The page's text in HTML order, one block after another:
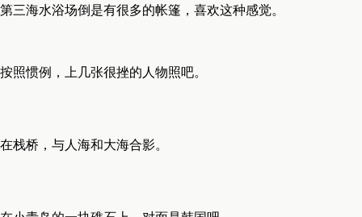
第三海水浴场倒是有很多的帐篷，喜欢这种感觉。
按照惯例，上几张很挫的人物照吧。
在栈桥，与人海和大海合影。